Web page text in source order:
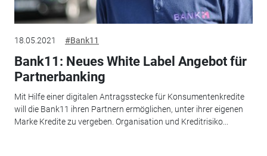
18.05.2021 #Bank11
Bank11: Neues White Label Angebot für
Partnerbanking
Mit Hilfe einer digitalen Antragsstecke für Konsumentenkredite
will die Bank11 ihren Partnern ermöglichen, unter ihrer eigenen
Marke Kredite zu vergeben. Organisation und Kreditrisiko...